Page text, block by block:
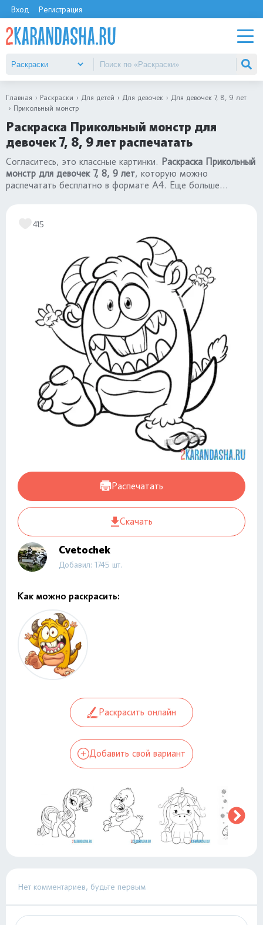
Вход Регистрация
Главная Раскраски Для детей Для девочек
Для девочек 7, 8, 9 лет
Прикольный монстр
Раскраска Прикольный монстр для
девочек 7, 8, 9 лет распечатать
Согласитесь, это классные картинки. Раскраска Прикольный
монстр для девочек 7, 8, 9 лет, которую можно
распечатать бесплатно в формате А4. Еще больше
415
Распечатать
Скачать
Cvetochek
Добавил: 1745 шт.
Как можно раскрасить:
Раскрасить онлайн
Добавить свой вариант
Нет комментариев, будьте первым